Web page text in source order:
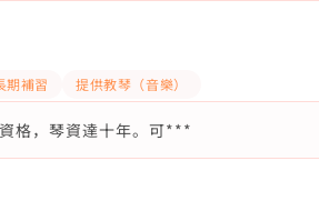
期補習 提供教琴（音樂）
格，琴資達十年。可***